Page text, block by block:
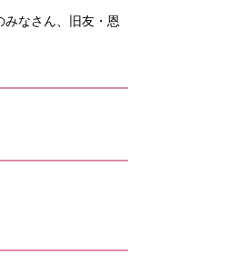
みなさん、旧友・恩